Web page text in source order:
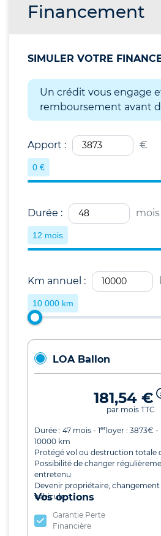
Financement
SIMULER VOTRE
Un crédit vous engage
remboursement avant
Apport : €
0 €
Durée : mois
12 mois
Km annuel :
10 000 km
LOA Ballon
181,54 €
par mois TTC
Durée : 47 mois - 1er loyer : 3873€ -
10000 km
Protégé vol ou destruction totale
Possibilité de changer
entretenu
Devenir propriétaire,
véhicule
Vos options
Garantie Perte
Financière